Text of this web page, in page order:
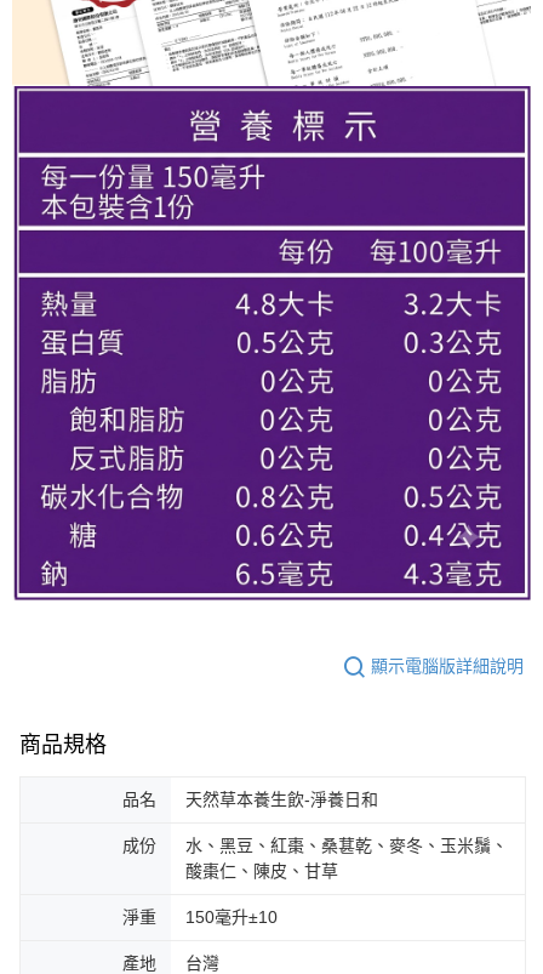
顯示電腦版詳細說明
商品規格
品名 天然草本養生飲-淨養日和
成份
水、黑豆、紅棗、桑葚乾、麥冬、玉米鬚、
酸棗仁、陳皮、甘草
淨重 150毫升±10
產地 台灣